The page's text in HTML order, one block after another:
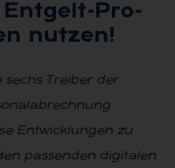
Ent­gelt-Pro­
nut­zen!
sechs Trei­ber der
Entwicklungen zu
passenden digitalen